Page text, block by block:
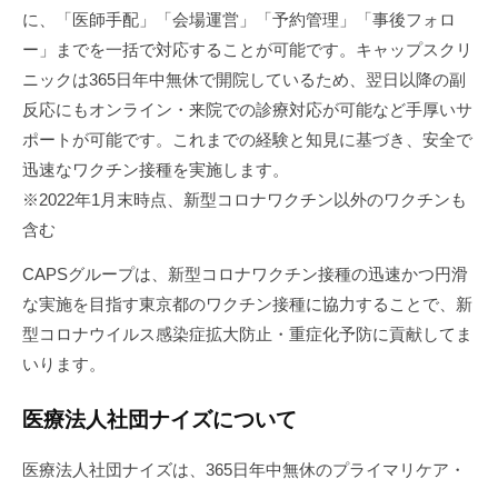
に、「医師手配」「会場運営」「予約管理」「事後フォロ
ー」までを一括で対応することが可能です。キャップスクリ
ニックは365日年中無休で開院しているため、翌日以降の副
反応にもオンライン・来院での診療対応が可能など手厚いサ
ポートが可能です。これまでの経験と知見に基づき、安全で
迅速なワクチン接種を実施します。
※2022年1月末時点、新型コロナワクチン以外のワクチンも
含む
CAPSグループは、新型コロナワクチン接種の迅速かつ円滑
な実施を目指す東京都のワクチン接種に協力することで、新
型コロナウイルス感染症拡大防止・重症化予防に貢献してま
いります。
医療法人社団ナイズについて
医療法人社団ナイズは、365日年中無休のプライマリケア・